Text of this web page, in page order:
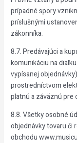
prípadné spory
príslušnými
zákonníka.
8.7. Predávajúci a
komunikáciu na
vypísanej
prostredníctvom
platnú a záväznú pre
8.8. Všetky osobné
objednávky tovaru či
obchodu